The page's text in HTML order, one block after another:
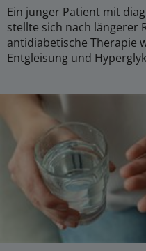
Ein junger Patient mit
stellte sich nach längerer
antidiabetische Therapie
Entgleisung und